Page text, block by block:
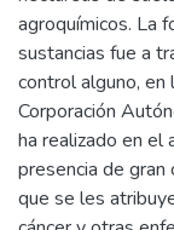
agroquímicos. La
sustancias fue a
control alguno, en
Corporación
ha realizado en
presencia de
que se les